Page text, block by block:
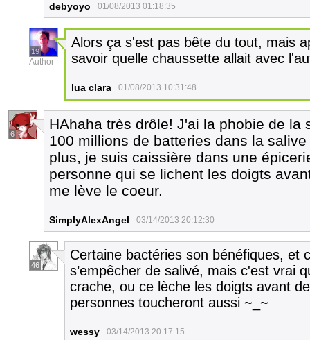
debyoyo 01/08/2013 01:18:35
19
Author
Alors ça s'est pas bête du tout, mais
savoir quelle chaussette allait avec
lua clara 01/08/2013 10:31:48
6
HAhaha très drôle! J'ai la phobie de
100 millions de batteries dans la
plus, je suis caissière dans une
personne qui se lichent les doigts
me lève le coeur.
SimplyAlexAngel 03/14/2013 20:12:30
46
Certaine bactéries son bénéfiques, et
s’empêcher de salivé, mais c'est vrai
crache, ou ce lèche les doigts avant
personnes toucheront aussi ~_~
wessy 03/14/2013 20:17:15